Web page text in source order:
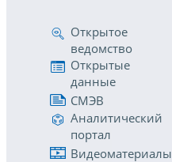
Открытое
ведомство
Открытые
данные
СМЭВ
Аналитический
портал
Видеоматериалы